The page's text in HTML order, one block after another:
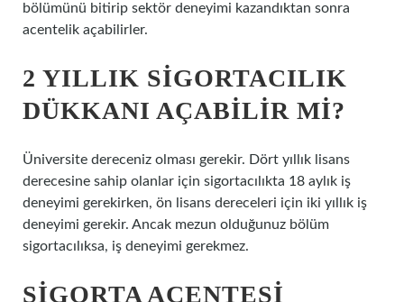
bölümünü bitirip sektör deneyimi kazandıktan sonra
acentelik açabilirler.
2 YILLIK SIGORTACILIK
DÜKKANI AÇABILIR MI?
Üniversite dereceniz olması gerekir. Dört yıllık lisans
derecesine sahip olanlar için sigortacılıkta 18 aylık iş
deneyimi gerekirken, ön lisans dereceleri için iki yıllık iş
deneyimi gerekir. Ancak mezun olduğunuz bölüm
sigortacılıksa, iş deneyimi gerekmez.
SIGORTA ACENTESI